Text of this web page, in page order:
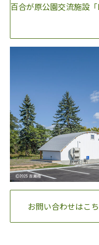
百合が原公園交流施設
お問い合わせはこ